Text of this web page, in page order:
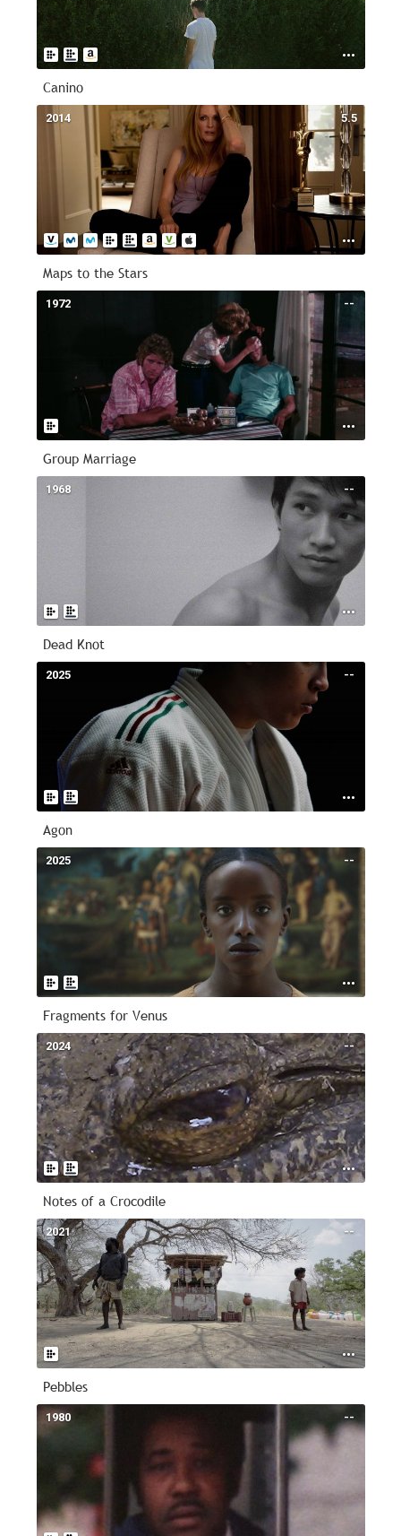
Canino
5.5
2014
Maps to the Stars
--
1972
Group Marriage
--
1968
Dead Knot
--
2025
Agon
--
2025
Fragments for Venus
--
2024
Notes of a Crocodile
--
2021
Pebbles
--
1980